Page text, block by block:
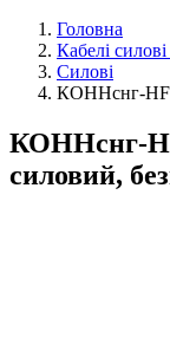
Головна
Кабелі
Силові
КОHHснг-
КОHHснг-
силовий,